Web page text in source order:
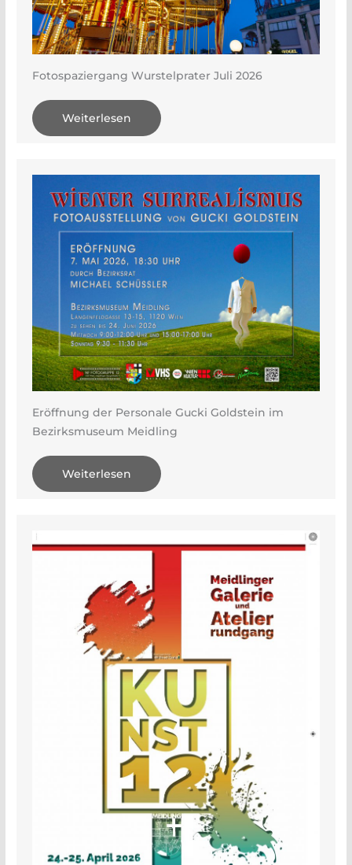
Fotospaziergang Wurstelprater Juli 2026
Weiterlesen
Eröffnung der Personale Gucki Goldstein im
Bezirksmuseum Meidling
Weiterlesen